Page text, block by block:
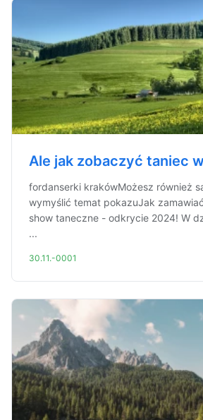
Ale jak zobaczyć taniec
fordanserki krakówMożesz również
wymyślić temat pokazuJak
show taneczne - odkrycie 2024! W
...
30.11.-0001